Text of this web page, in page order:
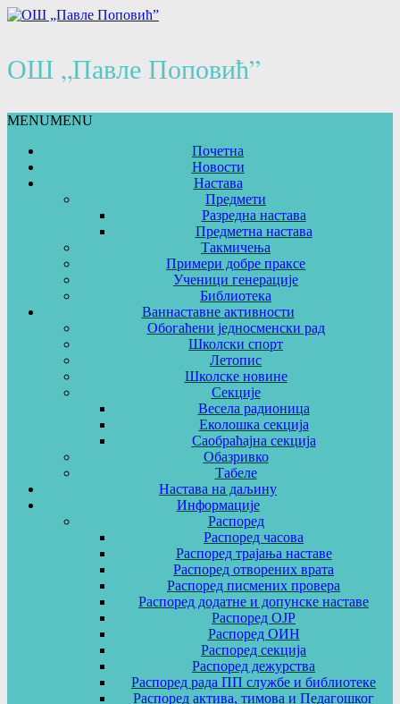
ОШ „Павле Поповић”
MENUMENU
Почетна
Новости
Настава
Предмети
Разредна настава
Предметна настава
Такмичења
Примери добре праксе
Ученици генерације
Библиотека
Ваннаставне активности
Обогаћени једносменски рад
Школски спорт
Летопис
Школске новине
Секције
Весела радионица
Еколошка секција
Саобраћајна секција
Обазривко
Табеле
Настава на даљину
Информације
Распоред
Распоред часова
Распоред трајања наставе
Распоред отворених врата
Распоред писмених провера
Распоред додатне и допунске наставе
Распоред ОЈР
Распоред ОИН
Распоред секција
Распоред дежурства
Распоред рада ПП службе и библиотеке
Распоред актива, тимова и Педагошког